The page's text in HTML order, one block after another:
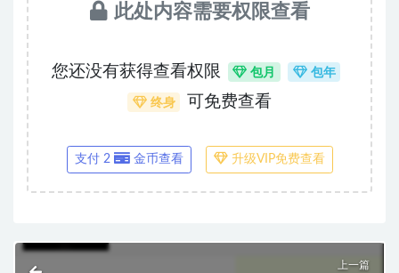
此处内容需要权限查看
您还没有获得查看权限 包月 包年
终身 可免费查看
支付 2 金币查看 升级VIP免费查看
上一篇